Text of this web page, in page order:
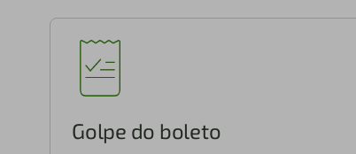
Golpe do boleto